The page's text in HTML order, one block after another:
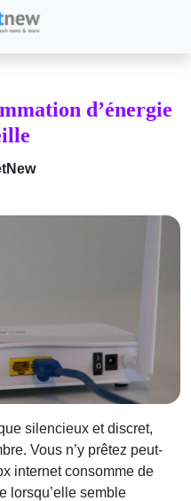
d’énergie
silencieux et discret,
Vous n’y prêtez peut-
internet consomme de
lorsqu’elle semble